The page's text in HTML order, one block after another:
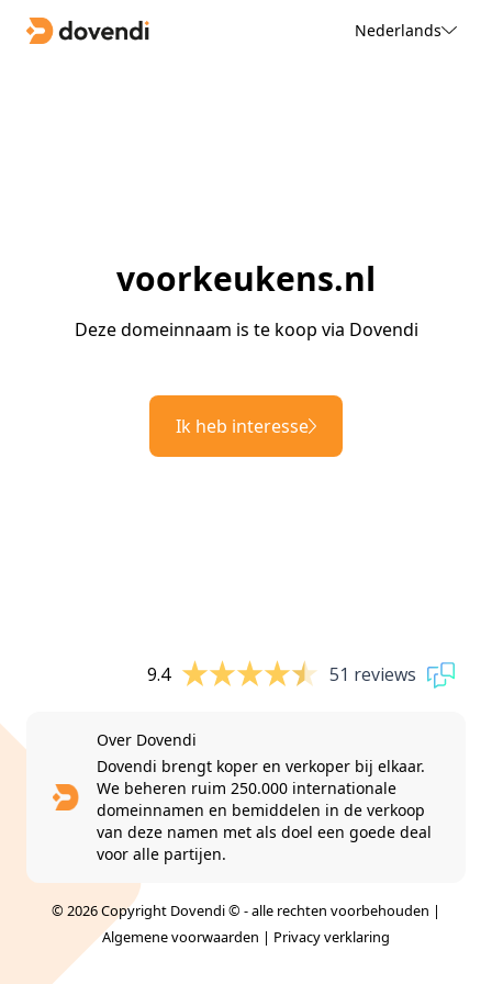
Nederlands
voorkeukens.nl
Deze domeinnaam is te koop via Dovendi
Ik heb interesse
9.4 51 reviews
Over Dovendi
Dovendi brengt koper en verkoper bij elkaar.
We beheren ruim 250.000 internationale
domeinnamen en bemiddelen in de verkoop
van deze namen met als doel een goede deal
voor alle partijen.
© 2026 Copyright Dovendi © - alle rechten voorbehouden |
Algemene voorwaarden | Privacy verklaring